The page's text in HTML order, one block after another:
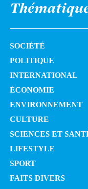
SOCIÉTÉ
POLITIQUE
INTERNATIONAL
ÉCONOMIE
ENVIRONNEMENT
CULTURE
SCIENCES ET
LIFESTYLE
SPORT
FAITS DIVERS